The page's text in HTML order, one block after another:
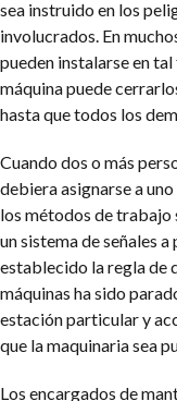
sea instruido en los
involucrados. En
pueden instalarse en
máquina puede
hasta que todos los
Cuando dos o más
debiera asignarse a
los métodos de trabajo
un sistema de señales
establecido la regla de
máquinas ha sido
estación particular y
que la maquinaria sea
Los encargados de